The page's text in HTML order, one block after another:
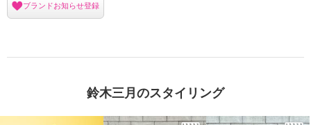
ブランドお知らせ登録
鈴木三月のスタイリング